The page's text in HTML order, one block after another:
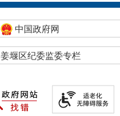
中国政府网
姜堰区纪委监委专栏